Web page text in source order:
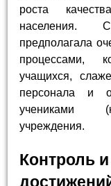
роста
населения.
предполагала
процессами,
учащихся,
персонала и
учениками
учреждения.
Контроль